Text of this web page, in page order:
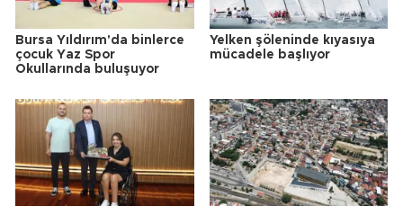
Bursa Yıldırım'da binlerce
çocuk Yaz Spor
Okullarında buluşuyor
Yelken şöleninde kıyasıya
mücadele başlıyor